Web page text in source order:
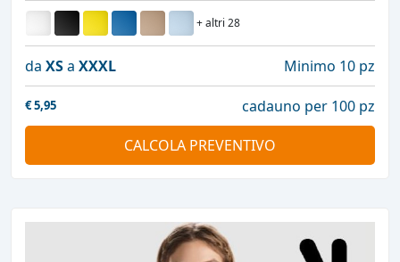
+ altri 28
da XSa XXXL Minimo 10 pz
€5,95
cadauno per 100 pz
CALCOLA PREVENTIVO